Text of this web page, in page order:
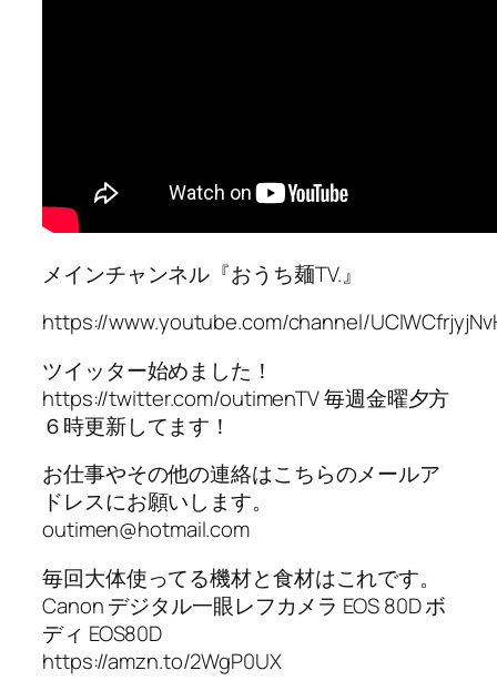
メインチャンネル『おうち麺TV.』
https://www.youtube.com/channel/
ツイッター始めました！
https://twitter.com/outimenTV 毎週金曜夕方
６時更新してます！
お仕事やその他の連絡はこちらのメールア
ドレスにお願いします。
outimen@hotmail.com
毎回大体使ってる機材と食材はこれです。
Canon デジタル一眼レフカメラ EOS 80D ボ
ディ EOS80D
https://amzn.to/2WgP0UX